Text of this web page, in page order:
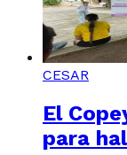
CESAR
El
para